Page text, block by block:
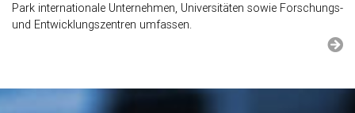
Park in­ter­na­tio­na­le Un­ter­neh­men, Uni­ver­si­tä­ten sowie For­schungs-
und Ent­wick­lungs­zen­tren um­fas­sen.